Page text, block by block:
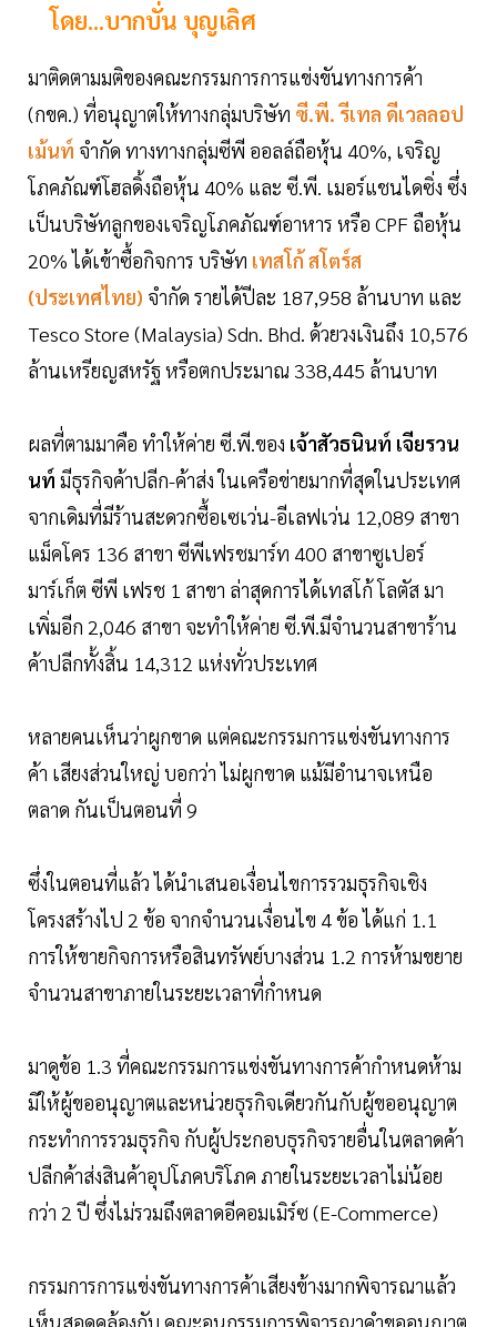
โดย...บากบั่น บุญเลิศ
มาติดตามมติของคณะกรรมการการแข่งขันทางการค้า
(กขค.) ที่อนุญาตให้ทางกลุ่มบริษัท ซี.พี. รีเทล ดีเวลลอป
เม้นท์ จำกัด ทางทางกลุ่มซีพี ออลล์ถือหุ้น 40%, เจริญ
โภคภัณฑ์โฮลดิ้งถือหุ้น 40% และ ซี.พี. เมอร์แชนไดซิ่ง ซึ่ง
เป็นบริษัทลูกของเจริญโภคภัณฑ์อาหาร หรือ CPF ถือหุ้น
20% ได้เข้าซื้อกิจการ บริษัท เทสโก้ สโตร์ส
(ประเทศไทย) จำกัด รายได้ปีละ 187,958 ล้านบาท และ
Tesco Store (Malaysia) Sdn. Bhd. ด้วยวงเงินถึง 10,576
ล้านเหรียญสหรัฐ หรือตกประมาณ 338,445 ล้านบาท
ผลที่ตามมาคือ ทำให้ค่าย ซี.พี.ของ เจ้าสัวธนินท์ เจียรวน
นท์ มีธุรกิจค้าปลีก-ค้าส่ง ในเครือข่ายมากที่สุดในประเทศ
จากเดิมที่มีร้านสะดวกซื้อเซเว่น-อีเลฟเว่น 12,089 สาขา
แม็คโคร 136 สาขา ซีพีเฟรชมาร์ท 400 สาขาซูเปอร์
มาร์เก็ต ซีพี เฟรช 1 สาขา ล่าสุดการได้เทสโก้ โลตัส มา
เพิ่มอีก 2,046 สาขา จะทำให้ค่าย ซี.พี.มีจำนวนสาขาร้าน
ค้าปลีกทั้งสิ้น 14,312 แห่งทั่วประเทศ
หลายคนเห็นว่าผูกขาด แต่คณะกรรมการแข่งขันทางการ
ค้า เสียงส่วนใหญ่ บอกว่า ไม่ผูกขาด แม้มีอำนาจเหนือ
ตลาด กันเป็นตอนที่ 9
ซึ่งในตอนที่แล้ว ได้นำเสนอเงื่อนไขการรวมธุรกิจเชิง
โครงสร้างไป 2 ข้อ จากจำนวนเงื่อนไข 4 ข้อ ได้แก่ 1.1
การให้ขายกิจการหรือสินทรัพย์บางส่วน 1.2 การห้ามขยาย
จำนวนสาขาภายในระยะเวลาที่กำหนด
มาดูข้อ 1.3 ที่คณะกรรมการแข่งขันทางการค้ากำหนดห้าม
มิให้ผู้ขออนุญาตและหน่วยธุรกิจเดียวกันกับผู้ขออนุญาต
กระทำการรวมธุรกิจ กับผู้ประกอบธุรกิจรายอื่นในตลาดค้า
ปลีกค้าส่งสินค้าอุปโภคบริโภค ภายในระยะเวลาไม่น้อย
กว่า 2 ปี ซึ่งไม่รวมถึงตลาดอีคอมเมิร์ซ (E-Commerce)
กรรมการการแข่งขันทางการค้าเสียงข้างมากพิจารณาแล้ว